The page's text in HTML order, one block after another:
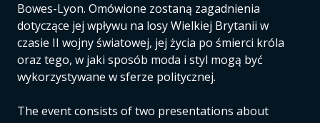
Bowes-Lyon. Omówione zostaną zagadnienia
dotyczące jej wpływu na losy Wielkiej Brytanii w
czasie II wojny światowej, jej życia po śmierci króla
oraz tego, w jaki sposób moda i styl mogą być
wykorzystywane w sferze politycznej.
The event consists of two presentations about